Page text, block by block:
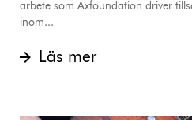
arbete som Axfoundation driver
inom...
Läs mer